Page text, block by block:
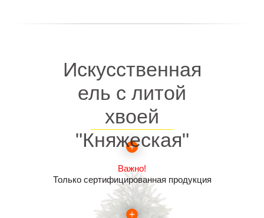
Начните диалог
мессенджерах:
Важно!
Только сертифицированная продукция
Искусственная
ель с литой
хвоей
"Княжеская"